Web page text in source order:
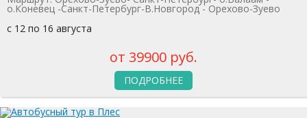
о.Коневец -Санкт-Петербург-В.Новгород - Орехово-Зуево
с 12 по 16 августа
от 39900 руб.
ПОДРОБНЕЕ